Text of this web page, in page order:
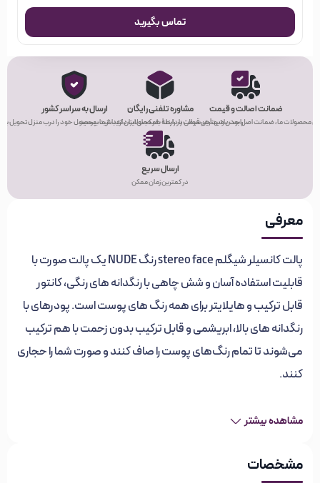
تماس بگیرید
ضمانت اصالت و قیمت
محصولات ما، ضمانت اصل بودن و بهترین قیمت را دارند!
مشاوره تلفنی رایگان
راحت باشید! هر سوالی در رابطه با محصولات دارید، از ما بپرسید.
ارسال به سراسر کشور
هر کجای ایران که باشید، محصول خود را درب منزل تحویل
ارسال سریع
در کمترین زمان ممکن
معرفی
پالت کانسیلر شیگلم stereo face رنگ NUDE یک پالت صورت با
قابلیت استفاده آسان و شش چاهی با رنگدانه های رنگی، کانتور
قابل ترکیب و هایلایتر برای همه رنگ های پوست است. پودرهای با
رنگدانه های بالا، ابریشمی و قابل ترکیب بدون زحمت با هم ترکیب
می‌شوند تا تمام رنگ‌های پوست را صاف کنند و صورت شما را حجاری
کنند.
اگر دوست دارید نمایی جذاب از صورت خود بسازید، همانطور که
مشاهده بیشتر
مشخصات